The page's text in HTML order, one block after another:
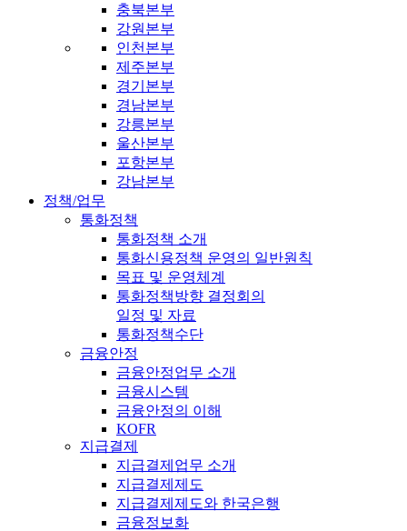
충북본부
강원본부
인천본부
제주본부
경기본부
경남본부
강릉본부
울산본부
포항본부
강남본부
정책/업무
통화정책
통화정책 소개
통화신용정책 운영의 일반원칙
목표 및 운영체계
통화정책방향 결정회의
일정 및 자료
통화정책수단
금융안정
금융안정업무 소개
금융시스템
금융안정의 이해
KOFR
지급결제
지급결제업무 소개
지급결제제도
지급결제제도와 한국은행
금융정보화